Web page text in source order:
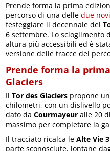
Prende forma la prima
percorso di una delledue
festeggiare il decennale del
6 settembre. Lo scioglimento
altura più accessibili ed è
versione delle tracce del
Prende forma la
Glaciers
IlTor des Glaciers propone
chilometri, con un dislivello
dato daCourmayeur alle 20
massimo per completare la
Il tracciato ricalca leAlte Vie
parte sconosciute, lontane